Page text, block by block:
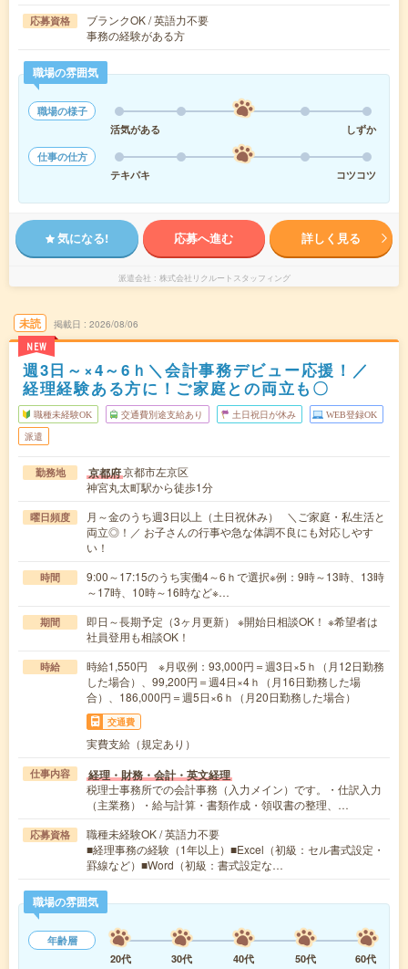
応募資格
ブランクOK / 英語力不要
事務の経験がある方
職場の雰囲気
職場の様子
活気がある
しずか
仕事の仕方
テキパキ
コツコツ
気になる! 応募へ進む 詳しく見る
派遣会社 株式会社リクルートスタッフィング
未読
NEW
掲載日 2026/08/06
週3日～×4～6ｈ＼会計事務デビュー応援！／
経理経験ある方に！ご家庭との両立も〇
職種未経験OK 交通費別途支給あり 土日祝日が休み WEB登録OK
派遣
勤務地 京都府京都市左京区
神宮丸太町駅から徒歩1分
曜日頻度
月～金のうち週3日以上（土日祝休み） ＼ご家庭・私生活と
両立◎！／ お子さんの行事や急な体調不良にも対応しやす
い！
時間
9:00～17:15のうち実働4～6ｈで選択※例：9時～13時、13時
～17時、10時～16時など※…
期間
即日～長期予定（3ヶ月更新） ※開始日相談OK！ ※希望者は
社員登用も相談OK！
時給
時給1,550円 ※月収例：93,000円＝週3日×5ｈ（月12日勤務
した場合）、99,200円＝週4日×4ｈ（月16日勤務した場
合）、186,000円＝週5日×6ｈ（月20日勤務した場合）
交通費
実費支給（規定あり）
仕事内容 経理・財務・会計・英文経理
税理士事務所での会計事務（入力メイン）です。・仕訳入力
（主業務）・給与計算・書類作成・領収書の整理、…
応募資格
職種未経験OK / 英語力不要
■経理事務の経験（1年以上）■Excel（初級：セル書式設定・
罫線など）■Word（初級：書式設定な…
職場の雰囲気
年齢層
20代
30代 40代 50代
60代